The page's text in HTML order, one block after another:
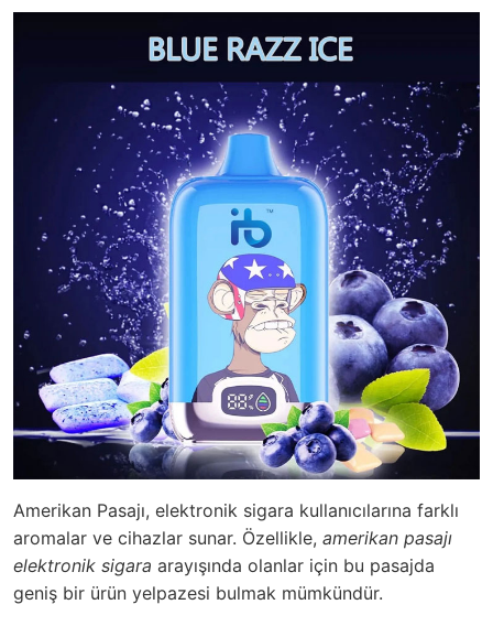
Amerikan Pasajı, elektronik sigara kullanıcılarına farklı
aromalar ve cihazlar sunar. Özellikle, amerikan pasajı
elektronik sigara arayışında olanlar için bu pasajda
geniş bir ürün yelpazesi bulmak mümkündür.